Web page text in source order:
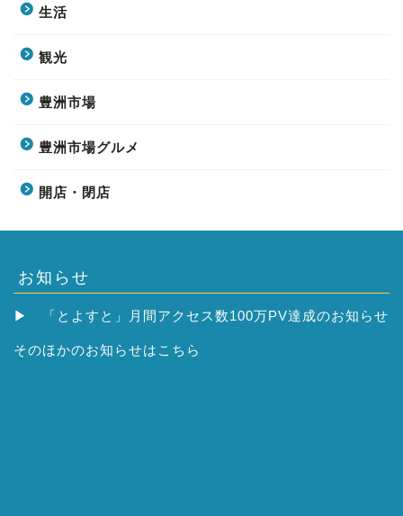
生活
観光
豊洲市場
豊洲市場グルメ
開店・閉店
お知らせ
▶ 「とよすと」月間アクセス数100万PV達成のお知らせ
そのほかのお知らせはこちら